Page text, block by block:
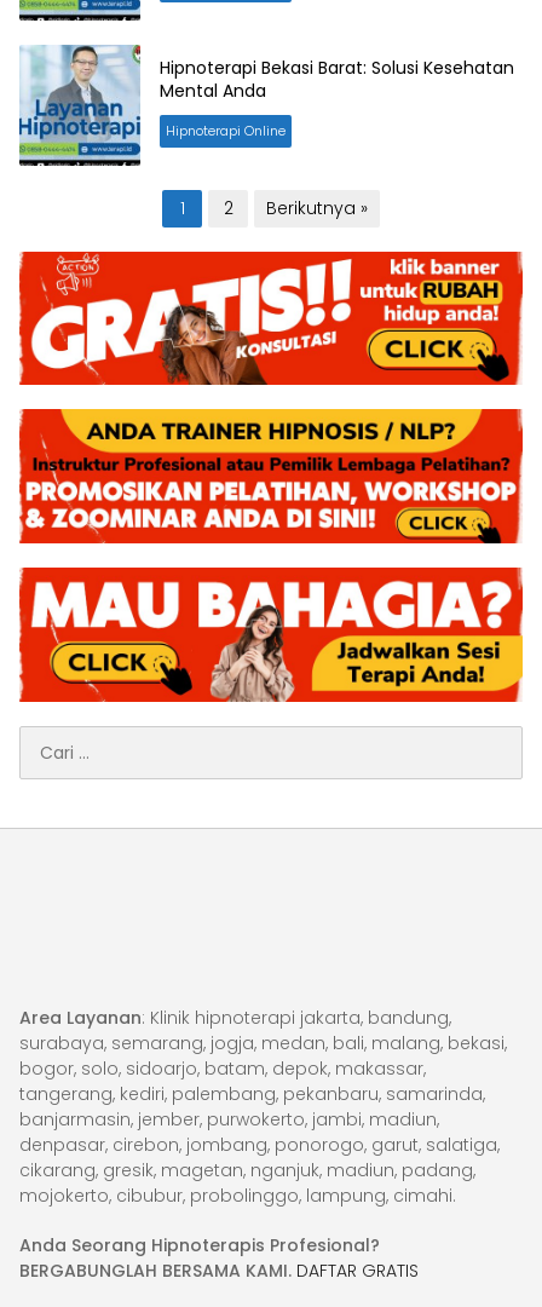
Hipnoterapi Bekasi Barat: Solusi Kesehatan
Mental Anda
Hipnoterapi Online
pos
1 2 Berikutnya »
untuk:
Area Layanan: Klinik hipnoterapi jakarta, bandung,
surabaya, semarang, jogja, medan, bali, malang, bekasi,
bogor, solo, sidoarjo, batam, depok, makassar,
tangerang, kediri, palembang, pekanbaru, samarinda,
banjarmasin, jember, purwokerto, jambi, madiun,
denpasar, cirebon, jombang, ponorogo, garut, salatiga,
cikarang, gresik, magetan, nganjuk, madiun, padang,
mojokerto, cibubur, probolinggo, lampung, cimahi.
Anda Seorang Hipnoterapis Profesional?
BERGABUNGLAH BERSAMA KAMI. DAFTAR GRATIS